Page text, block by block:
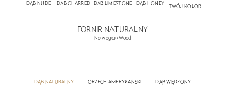
DĄB NUDE DĄB CHARRED DĄB LIMESTONE DĄB HONEY TWÓJ KOLOR
FORNIR NATURALNY
Norwegian Wood
DĄB NATURALNY ORZECH AMERYKAŃSKI DĄB WĘDZONY